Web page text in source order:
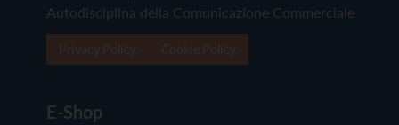
Autodisciplina della Comunicazione Commerciale
E-Shop